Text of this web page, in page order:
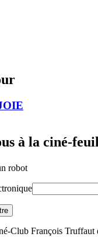
à la ciné-
robot
Club François Truffaut